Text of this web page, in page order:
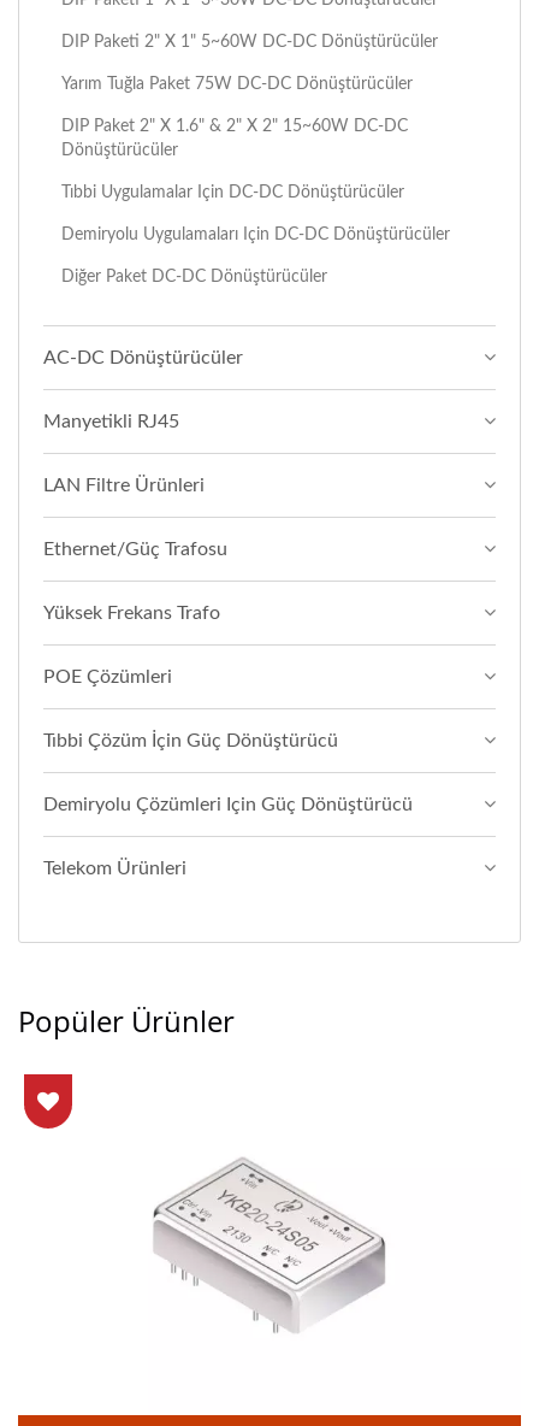
DIP Paketi 2" X 1" 5~60W DC-DC Dönüştürücüler
Yarım Tuğla Paket 75W DC-DC Dönüştürücüler
DIP Paket 2" X 1.6" & 2" X 2" 15~60W DC-DC
Dönüştürücüler
Tıbbi Uygulamalar Için DC-DC Dönüştürücüler
Demiryolu Uygulamaları Için DC-DC Dönüştürücüler
Diğer Paket DC-DC Dönüştürücüler
AC-DC Dönüştürücüler
Manyetikli RJ45
LAN Filtre Ürünleri
Ethernet/Güç Trafosu
Yüksek Frekans Trafo
POE Çözümleri
Tıbbi Çözüm İçin Güç Dönüştürücü
Demiryolu Çözümleri Için Güç Dönüştürücü
Telekom Ürünleri
Popüler Ürünler